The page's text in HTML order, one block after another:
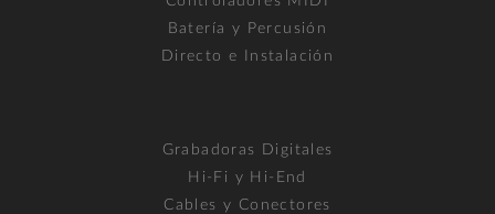
Batería y Percusión
Directo e Instalación
Grabadoras Digitales
Hi-Fi y Hi-End
Cables y Conectores